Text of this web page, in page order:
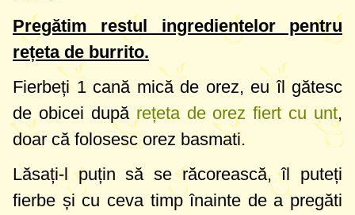
Pregătim restul ingredientelor pentru
rețeta de burrito.
Fierbeți 1 cană mică de orez, eu îl gătesc
de obicei după rețeta de orez fiert cu unt,
doar că folosesc orez basmati.
Lăsați-l puțin să se răcorească, îl puteți
fierbe și cu ceva timp înainte de a pregăti